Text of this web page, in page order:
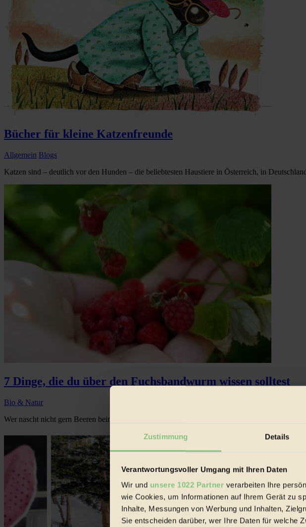
Zustimmung Details
Verantwortungsvoller Umgang mit Ihren Daten
Wir und unsere 1022 Partner verarbeiten Ihre
wie Cookies, um Informationen auf Ihrem Gerät zu
Inhalte, Messungen von Werbung und Inhalten,
Sie entscheiden darüber, wer Ihre Daten für welche
Bücher für kleine Katzenfreunde
Allgemein Blogs
Katzen sind – deutlich vor den Hunden – die beliebtesten Haustiere in Österreich, in
7 Dinge, die du über den Fuchsbandwurm wissen solltest
Bio & Natur
Wer nascht nicht gern Beeren beim Spaziergang im Wald? Waldbeeren sollten jedoch nicht